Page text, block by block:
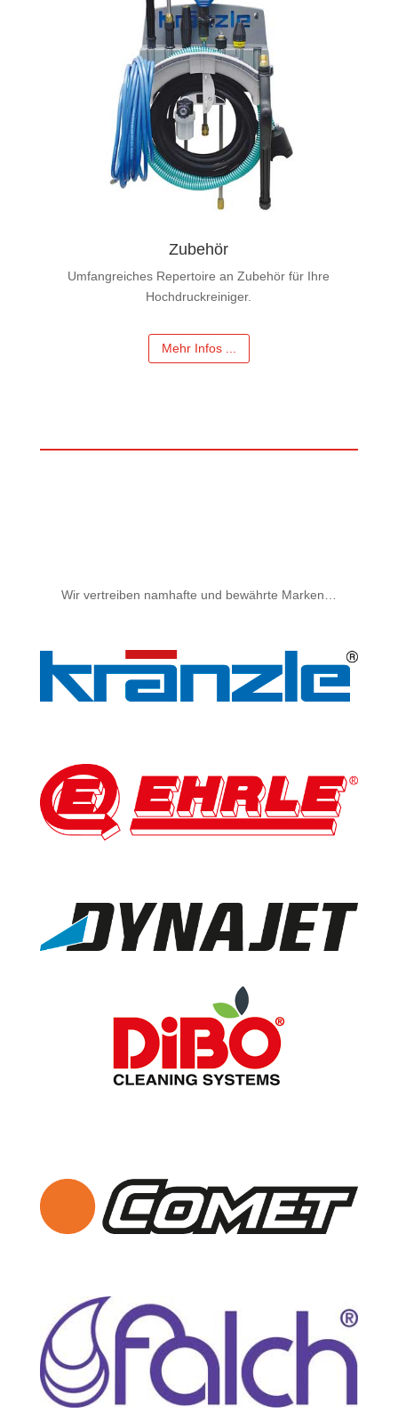
Zubehör
Umfangreiches Repertoire an Zubehör für Ihre
Hochdruckreiniger.
Mehr Infos ...
Wir vertreiben namhafte und bewährte Marken…